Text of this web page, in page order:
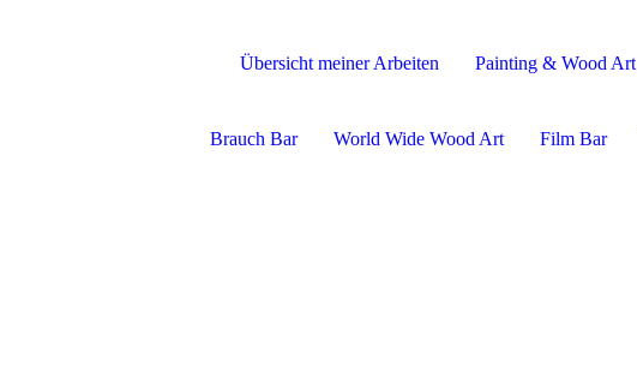
Übersicht meiner Arbeiten Painting & Wood Art
Brauch Bar World Wide Wood Art Film Bar